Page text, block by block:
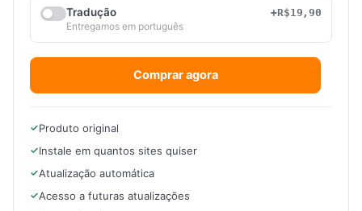
Tradução
+R$19,90
Entregamos em português
Comprar agora
Produto original
Instale em quantos sites quiser
Atualização automática
Acesso a futuras atualizações